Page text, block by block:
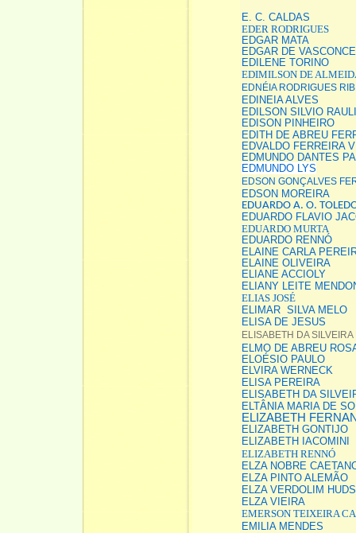
E. C. CALDAS
EDER RODRIGUES
EDGAR MATA
EDGAR DE
EDILENE TORINO
EDIMILSON DE
EDNÉIA RODRIGUES
EDINEIA ALVES
EDILSON SILVIO
EDISON PINHEIRO
EDITH DE ABREU
EDVALDO FERREIRA
EDMUNDO DANTES
EDMUNDO LYS
EDSON GONÇALVES
EDSON MOREIRA
EDUARDO A. O.
EDUARDO FLAVIO
EDUARDO MURTA
EDUARDO RENNÓ
ELAINE CARLA
ELAINE OLIVEIRA
ELIANE ACCIOLY
ELIANY LEITE
ELIAS JOSÉ
ELIMAR SILVA MELO
ELISA DE JESUS
ELISABETH DA
ELMO DE ABREU
ELOÉSIO PAULO
ELVIRA WERNECK
ELISA PEREIRA
ELISABETH DA
ELTÂNIA MARIA DE
ELIZABETH
ELIZABETH GONTIJO
ELIZABETH IACOMINI
ELIZABETH RENNÓ
ELZA NOBRE
ELZA PINTO ALEMÃO
ELZA VERDOLIM
ELZA VIEIRA
EMERSON TEIXEIRA
EMILIA MENDES